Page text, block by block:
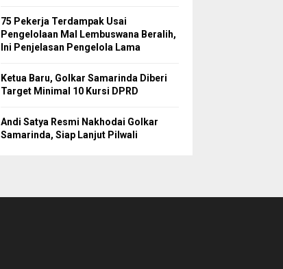
75 Pekerja Terdampak Usai
Pengelolaan Mal Lembuswana Beralih,
Ini Penjelasan Pengelola Lama
Ketua Baru, Golkar Samarinda Diberi
Target Minimal 10 Kursi DPRD
Andi Satya Resmi Nakhodai Golkar
Samarinda, Siap Lanjut Pilwali